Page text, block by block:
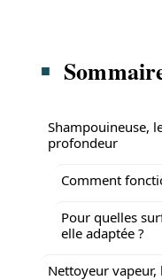
Shampouineuse,
profondeur
Comment
Pour quelles
elle adaptée ?
Nettoyeur vapeur,